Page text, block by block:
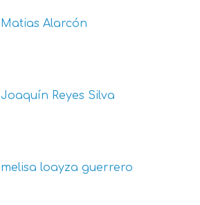
Matias Alarcón
Joaquín Reyes Silva
melisa loayza guerrero